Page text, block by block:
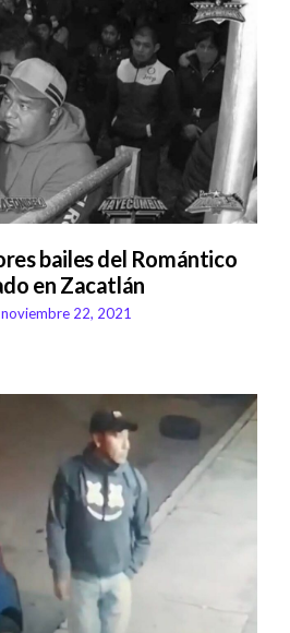
bailes del Romántico
en Zacatlán
noviembre 22, 2021